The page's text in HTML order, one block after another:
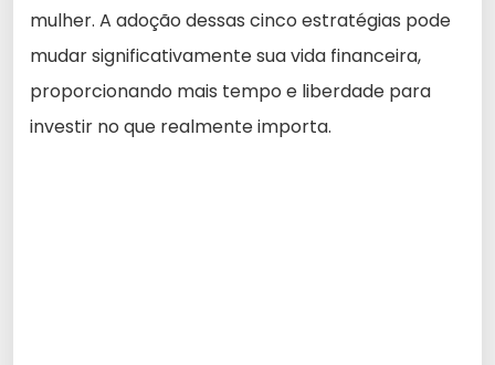
mulher. A adoção dessas cinco estratégias pode
mudar significativamente sua vida financeira,
proporcionando mais tempo e liberdade para
investir no que realmente importa.